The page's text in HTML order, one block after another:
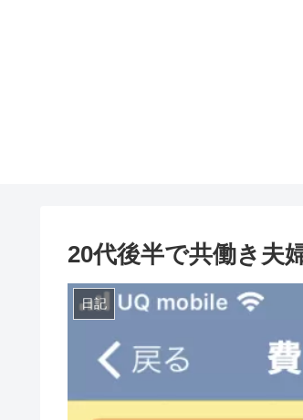
20代後半で共働き夫
日記